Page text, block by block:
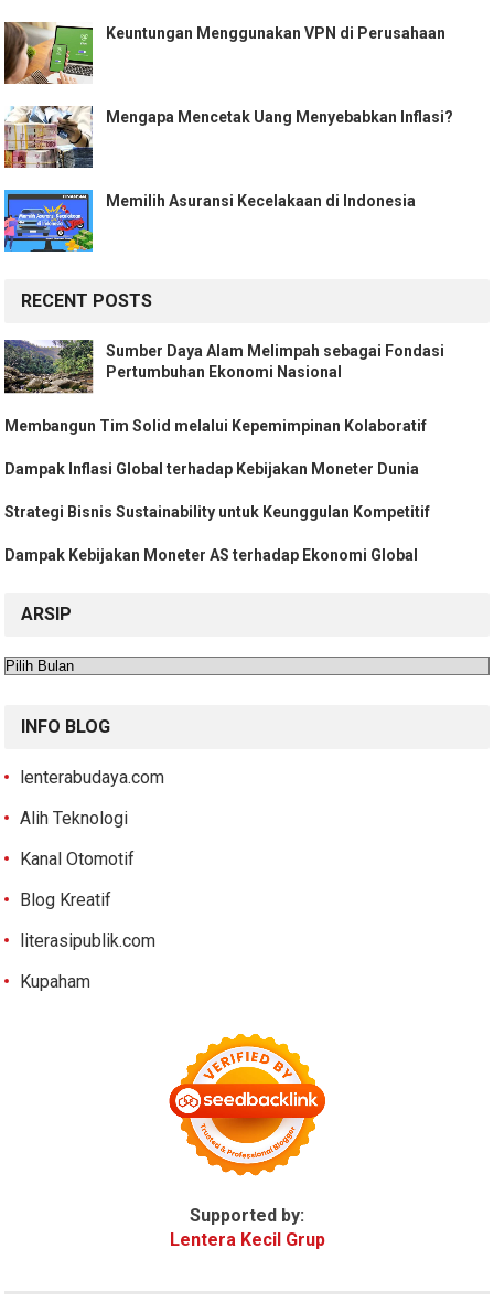
Keuntungan Menggunakan VPN di Perusahaan
Mengapa Mencetak Uang Menyebabkan Inflasi?
Memilih Asuransi Kecelakaan di Indonesia
RECENT POSTS
Sumber Daya Alam Melimpah sebagai Fondasi
Pertumbuhan Ekonomi Nasional
Membangun Tim Solid melalui Kepemimpinan Kolaboratif
Dampak Inflasi Global terhadap Kebijakan Moneter Dunia
Strategi Bisnis Sustainability untuk Keunggulan Kompetitif
Dampak Kebijakan Moneter AS terhadap Ekonomi Global
ARSIP
Arsip
INFO BLOG
lenterabudaya.com
Alih Teknologi
Kanal Otomotif
Blog Kreatif
literasipublik.com
Kupaham
Supported by:
Lentera Kecil Grup